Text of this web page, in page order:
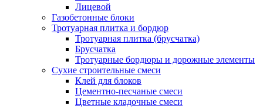
Лицевой
Газобетонные блоки
Тротуарная плитка и бордюр
Тротуарная плитка (брусчатка)
Брусчатка
Тротуарные бордюры и дорожные элементы
Сухие строительные смеси
Клей для блоков
Цементно-песчаные смеси
Цветные кладочные смеси